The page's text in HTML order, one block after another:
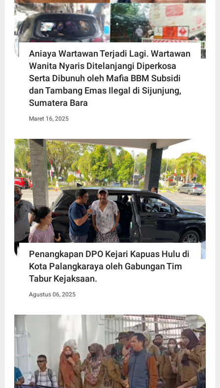
Aniaya Wartawan Terjadi Lagi. Wartawan
Wanita Nyaris Ditelanjangi Diperkosa
Serta Dibunuh oleh Mafia BBM Subsidi
dan Tambang Emas Ilegal di Sijunjung,
Sumatera Bara
Maret 16, 2025
Penangkapan DPO Kejari Kapuas Hulu di
Kota Palangkaraya oleh Gabungan Tim
Tabur Kejaksaan.
Agustus 06, 2025